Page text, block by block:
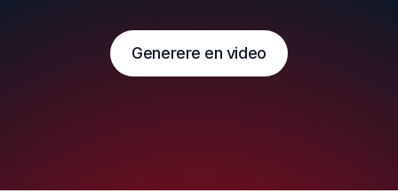
Generere en video